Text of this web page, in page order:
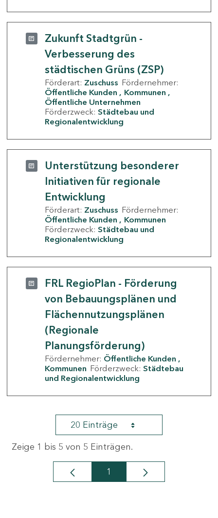
Zukunft Stadtgrün -
Verbesserung des
städtischen Grüns (ZSP)
Förderart: Zuschuss Fördernehmer:
Öffentliche Kunden
Kommunen
Öffentliche Unternehmen
Förderzweck: Städtebau und
Regionalentwicklung
Unterstützung besonderer
Initiativen für regionale
Entwicklung
Förderart: Zuschuss Fördernehmer:
Öffentliche Kunden
Kommunen
Förderzweck: Städtebau und
Regionalentwicklung
FRL RegioPlan - Förderung
von Bebauungsplänen und
Flächennutzungsplänen
(Regionale
Planungsförderung)
Fördernehmer: Öffentliche Kunden
Kommunen Förderzweck: Städtebau
und Regionalentwicklung
20 Einträge
Zeige 1 bis 5 von 5 Einträgen.
Seite
1